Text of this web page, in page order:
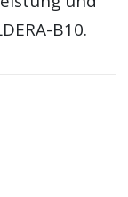
B10.